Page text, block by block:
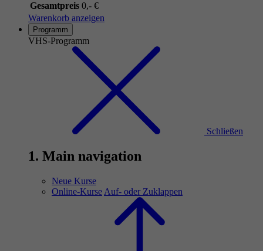
Gesamtpreis 0,- €
Warenkorb anzeigen
Programm
VHS-Programm
Schließen
1. Main navigation
Neue Kurse
Online-Kurse Auf- oder Zuklappen